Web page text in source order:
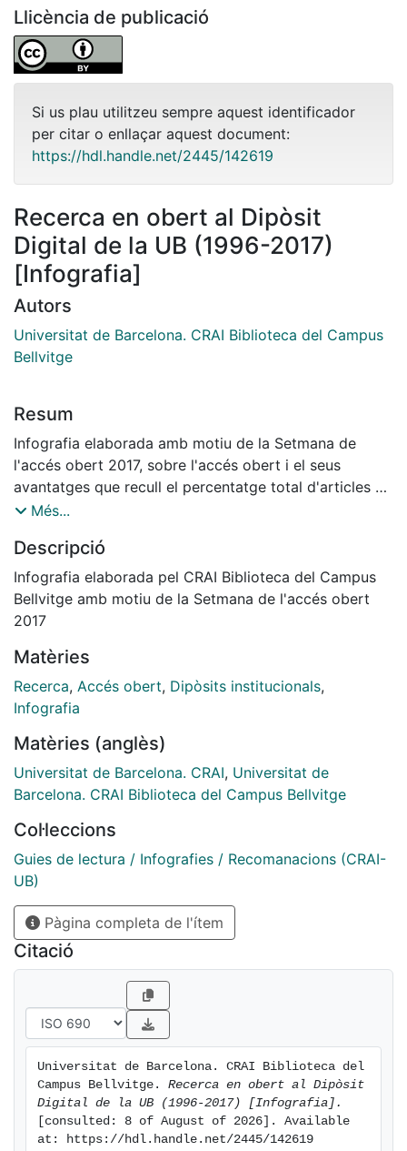
Llicència de publicació
Si us plau utilitzeu sempre aquest identificador
per citar o enllaçar aquest document:
https://hdl.handle.net/2445/142619
Recerca en obert al Dipòsit
Digital de la UB (1996-2017)
[Infografia]
Autors
Universitat de Barcelona. CRAI Biblioteca del Campus
Bellvitge
Resum
Infografia elaborada amb motiu de la Setmana de
l'accés obert 2017, sobre l'accés obert i el seus
avantatges que recull el percentatge total d'articles de
revista publicats al Dipòsit Digital UB en les
Ciències de la Salut - Campus de Bellvitge (1996-
2017).
Més...
Descripció
Infografia elaborada pel CRAI Biblioteca del Campus
Bellvitge amb motiu de la Setmana de l'accés obert
2017
Matèries
Recerca, Accés obert, Dipòsits institucionals,
Infografia
Matèries (anglès)
Universitat de Barcelona. CRAI, Universitat de
Barcelona. CRAI Biblioteca del Campus Bellvitge
Col·leccions
Guies de lectura / Infografies / Recomanacions (CRAI-
UB)
Pàgina completa de l'ítem
Citació
Universitat de Barcelona. CRAI Biblioteca del
Campus Bellvitge. Recerca en obert al Dipòsit
Digital de la UB (1996-2017) [Infografia].
[consulted: 8 of August of 2026]. Available
at: https://hdl.handle.net/2445/142619